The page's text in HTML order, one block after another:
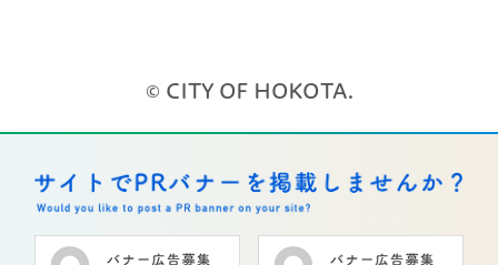
© CITY OF HOKOTA.